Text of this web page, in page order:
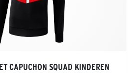
CAPUCHON SQUAD KINDEREN